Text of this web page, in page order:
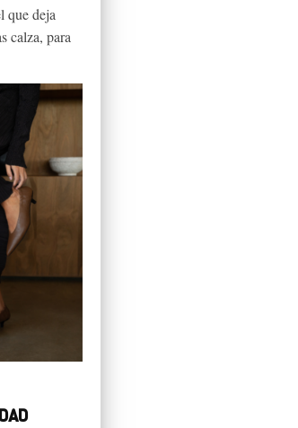
que deja
calza, para